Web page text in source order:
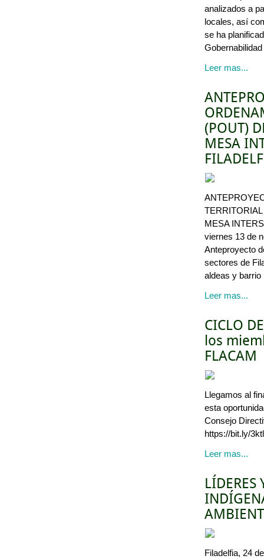
analizados a
locales, así
se ha
Leer mas...
(POUT)
MESA
MESA
viernes 13 de
Anteproyecto
sectores de
aldeas y
Leer mas...
CICLO
los
FLACAM
Llegamos al
esta
Consejo
https://bit.ly/
Leer mas...
LÍDERES
Filadelfia, 24